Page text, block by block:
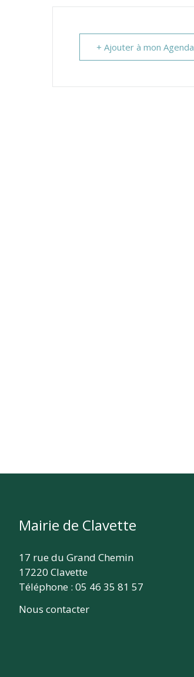
+ Ajouter à mon
Mairie de Clavette
17 rue du Grand Chemin
17220 Clavette
Téléphone : 05 46 35 81 57
Nous contacter